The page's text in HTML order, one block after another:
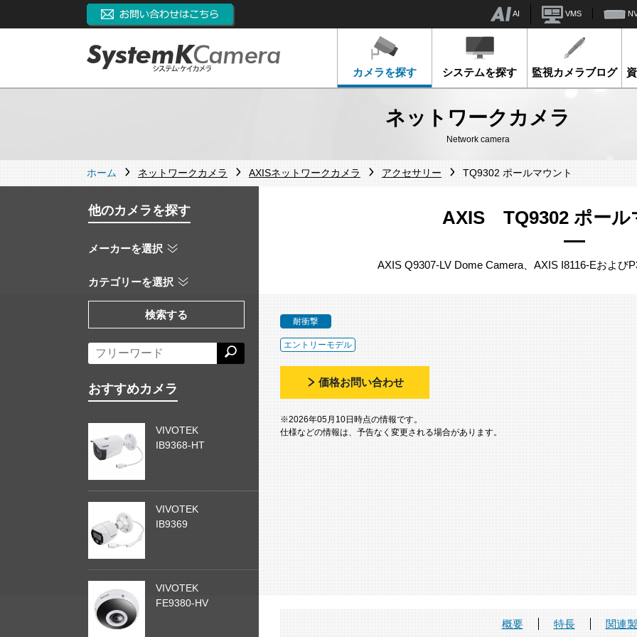
AI VMS
カメラを探す システムを探す 監視カメラブログ
ネットワークカメラ
Network camera
ホーム ネットワークカメラ AXISネットワークカメラ アクセサリー TQ9302 ポールマウント
AXIS TQ9302 ポール
AXIS Q9307-LV Dome Camera、AXIS I8116-Eおよび
耐衝撃
エントリーモデル
価格お問い合わせ
※2026年05月10日時点の情報です。
仕様などの情報は、予告なく変更される場合があります。
概要 特長 関連
他のカメラを探す
メーカーを選択
カテゴリーを選択
検索する
おすすめカメラ
VIVOTEK
IB9368-HT
VIVOTEK
IB9369
VIVOTEK
FE9380-HV